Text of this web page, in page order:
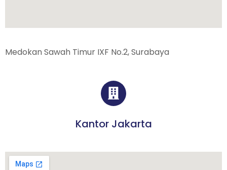
Medokan Sawah Timur IXF No.2, Surabaya
Kantor Jakarta